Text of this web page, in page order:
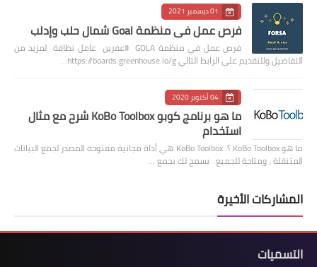
01 ديسمبر 2021
فرص عمل في منظمة Goal شمال حلب وإدلب
فرص عمل في منظمة GOLA #عفرين عامل نظافة لمزيد من
التفاصيل وللتقديم على الرابط التالي https://boards.greenhouse.io/g…
04 أكتوبر 2020
ما هو برنامج كوبو KoBo Toolbox شرح مع مثال
استخدام
ما هو KoBo Toolbox ؟ KoBo Toolbox هي أداة مجانية مفتوحة المصدر لجمع البيانات
المتنقلة ، ومتاحة للجميع. يسمح لك بجمع …
المشاركات الأخيرة
التسميات